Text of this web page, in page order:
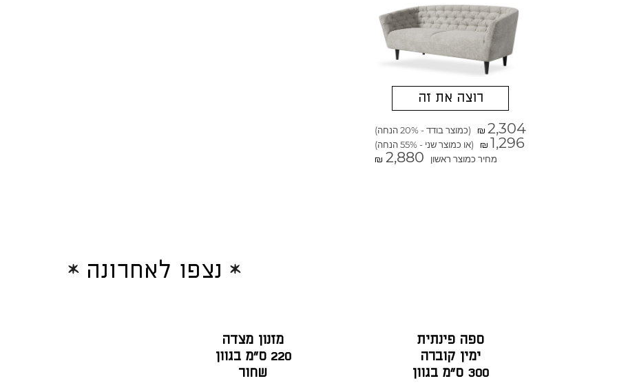
רוצה את זה
₪ 2,304 (כמוצר בודד - 20% הנחה)
₪ 1,296
(או כמוצר שני - 55% הנחה)
מחיר כמוצר ראשון
₪ 2,880
נצפו לאחרונה
ספה פינתית
ימין קוברה
300 ס"מ בגוון
מזנון מצדה
220 ס"מ בגוון
שחור